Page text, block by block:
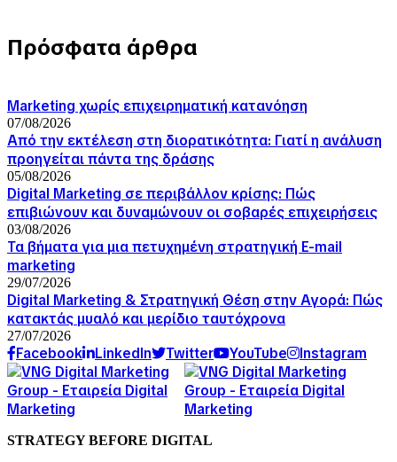
Πρόσφατα άρθρα
Marketing χωρίς επιχειρηματική κατανόηση
07/08/2026
Από την εκτέλεση στη διορατικότητα: Γιατί η ανάλυση
προηγείται πάντα της δράσης
05/08/2026
Digital Marketing σε περιβάλλον κρίσης: Πώς
επιβιώνουν και δυναμώνουν οι σοβαρές επιχειρήσεις
03/08/2026
Τα βήματα για μια πετυχημένη στρατηγική E-mail
marketing
29/07/2026
Digital Marketing & Στρατηγική Θέση στην Αγορά: Πώς
κατακτάς μυαλό και μερίδιο ταυτόχρονα
27/07/2026
Facebook LinkedIn Twitter YouTube Instagram
STRATEGY BEFORE DIGITAL